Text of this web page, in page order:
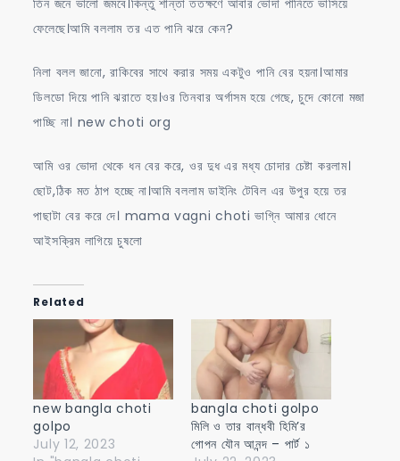
তিন জনে ভালো জমবে।কিন্তু শান্তা ততক্ষণে আবার ভোদা পানিতে ভাসিয়ে
ফেলেছে।আমি বললাম তর এত পানি ঝরে কেন?
নিলা বলল জানো, রাকিবের সাথে করার সময় একটুও পানি বের হয়না।আমার
ডিলডো দিয়ে পানি ঝরাতে হয়।ওর তিনবার অর্গাসম হয়ে গেছে, চুদে কোনো মজা
পাচ্ছি না। new choti org
আমি ওর ভোদা থেকে ধন বের করে, ওর দুধ এর মধ্য চোদার চেষ্টা করলাম।
ছোট,ঠিক মত ঠাপ হচ্ছে না।আমি বললাম ডাইনিং টেবিল এর উপুর হয়ে তর
পাছাটা বের করে দে। mama vagni choti ভাগ্নি আমার ধোনে
আইসক্রিম লাগিয়ে চুষলো
Related
new bangla choti
golpo
July 12, 2023
bangla choti golpo
মিলি ও তার বান্ধবী হিমি’র
গোপন যৌন আনন্দ – পার্ট ১